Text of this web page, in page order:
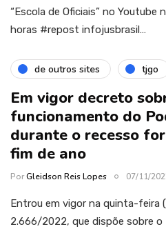
“Escola de Oficiais” no Youtube
horas #repost infojusbrasil…
de outros sites tjgo
Em vigor decreto
funcionamento do
durante o recesso
fim de ano
PorGleidson Reis Lopes 07/11/
Entrou em vigor na quinta-feira
2.666/2022, que dispõe sobre